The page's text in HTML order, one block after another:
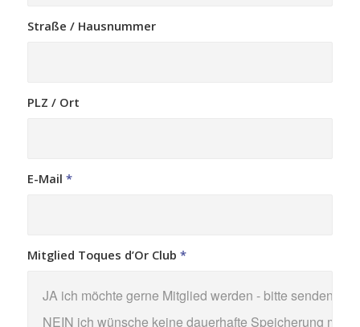
Straße / Hausnummer
PLZ / Ort
E-Mail *
Mitglied Toques d’Or Club *